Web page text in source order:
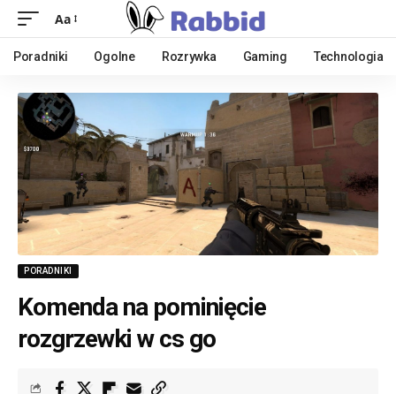
Aa
Poradniki Ogolne Rozrywka Gaming Technologia
PORADNIKI
Komenda na pominięcie
rozgrzewki w cs go